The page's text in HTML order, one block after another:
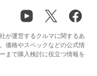
が運営するクルマに関するあ
価格やスペックなどの公式情
まで購入検討に役立つ情報を